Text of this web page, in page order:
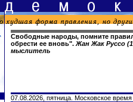
Свободные народы, помните
обрести ее вновь". Жан Жак Руссо
мыслитель
07.08.2026, пятница. Московское время